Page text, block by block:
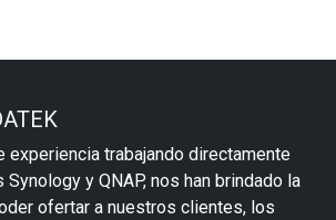
experiencia trabajando directamente
y QNAP, nos han brindado la
ofertar a nuestros clientes, los